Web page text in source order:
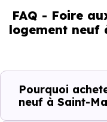
40.83 % d'adultes
seniors, 16.04 % de
démographique
demande locative
plus recherchées.
Côté cadre de vie,
FAQ - Foire
logement neuf
Pourquoi
neuf à Saint-